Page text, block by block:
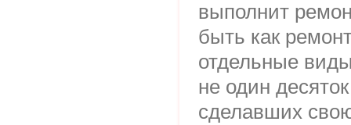
выполнит
быть как
отдельные
не один
сделавших